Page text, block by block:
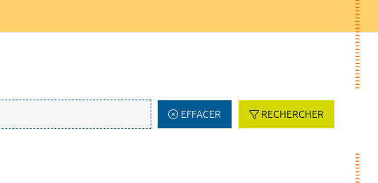
EFFACER RECHERCHER